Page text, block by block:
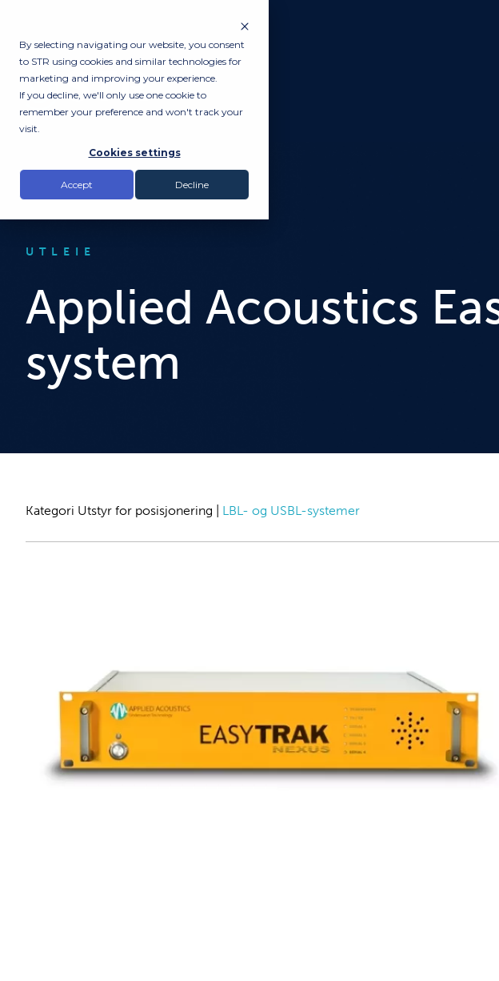
By selecting navigating our website, you consent
to STR using cookies and similar technologies for
marketing and improving your experience.
If you decline, we'll only use one cookie to
remember your preference and won't track your
visit.
Cookies settings
Accept Decline
UTLEIE
Applied Acoustics
system
Kategori Utstyr for posisjonering LBL- og USBL-systemer